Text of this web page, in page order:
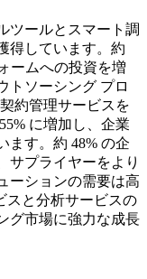
ツールとスマート調
得しています。約
ームへの投資を増
トソーシング プロ
約管理サービスを
に増加し、企業
ます。約 48% の企
サプライヤーをより
ーションの需要は高
スと分析サービスの
グ市場に強力な成長